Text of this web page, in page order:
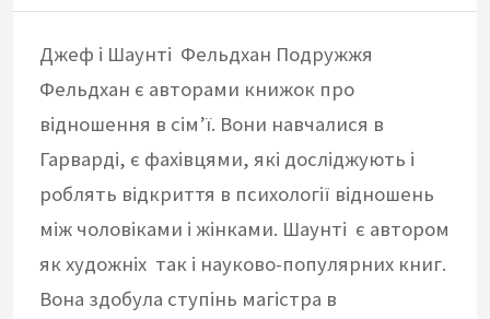
Джеф і Шаунті Фельдхан Подружжя
Фельдхан є авторами книжок про
відношення в сім’ї. Вони навчалися в
Гарварді, є фахівцями, які досліджують і
роблять відкриття в психології відношень
між чоловіками і жінками. Шаунті є автором
як художніх так і науково-популярних книг.
Вона здобула ступінь магістра в